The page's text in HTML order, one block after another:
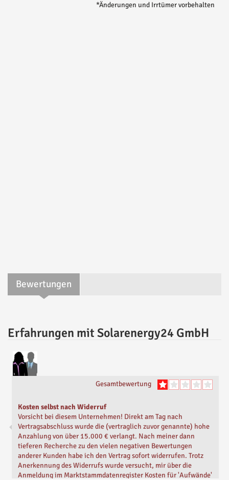
*Änderungen und Irrtümer vorbehalten
Bewertungen
Erfahrungen mit Solarenergy24 GmbH
Gesamtbewertung
Kosten selbst nach Widerruf
Vorsicht bei diesem Unternehmen! Direkt am Tag nach
Vertragsabschluss wurde die (vertraglich zuvor genannte) hohe
Anzahlung von über 15.000 € verlangt. Nach meiner dann
tieferen Recherche zu den vielen negativen Bewertungen
anderer Kunden habe ich den Vertrag sofort widerrufen. Trotz
Anerkennung des Widerrufs wurde versucht, mir über die
Anmeldung im Marktstammdatenregister Kosten für 'Aufwände'